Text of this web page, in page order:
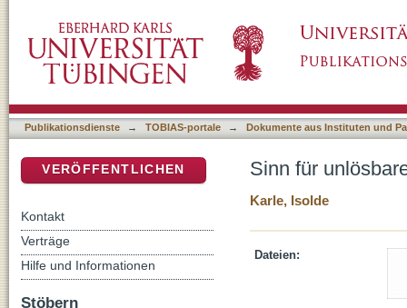
Publikationsdienste → TOBIAS-portale → Dokumente aus Instituten und
Sinn für
Karle, Isolde
Dateien:
VERÖFFENTLICHEN
Kontakt
Verträge
Hilfe und Informationen
Stöbern